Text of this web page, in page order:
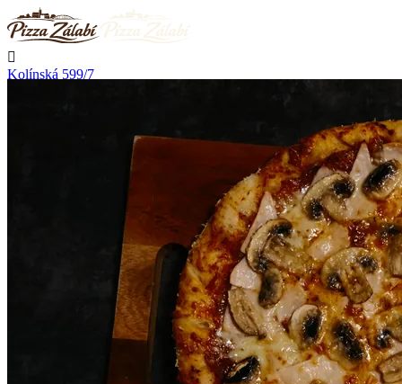

Kolínská 599/7
Začíná rozvážet v 11:00